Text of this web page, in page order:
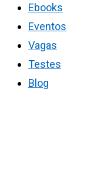
Ebooks
Eventos
Vagas
Testes
Blog